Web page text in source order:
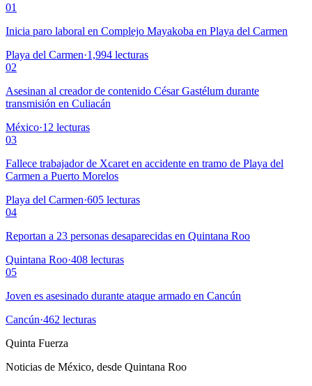
01
Inicia paro laboral en Complejo Mayakoba en Playa del Carmen
Playa del Carmen·1,994 lecturas
02
Asesinan al creador de contenido César Gastélum durante
transmisión en Culiacán
México·12 lecturas
03
Fallece trabajador de Xcaret en accidente en tramo de Playa del
Carmen a Puerto Morelos
Playa del Carmen·605 lecturas
04
Reportan a 23 personas desaparecidas en Quintana Roo
Quintana Roo·408 lecturas
05
Joven es asesinado durante ataque armado en Cancún
Cancún·462 lecturas
Quinta Fuerza
Noticias de México, desde Quintana Roo